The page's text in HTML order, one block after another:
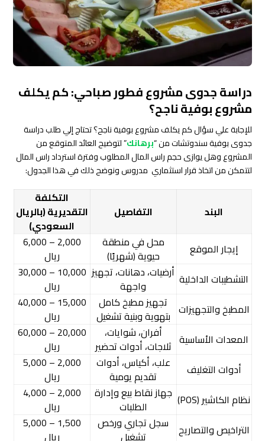
دراسة جدوى مشروع فطور صباحي: كم يكلف
مشروع بوفية ناجح؟
للإجابة علي سؤال كم يكلف مشروع بوفية ناجح؟ تحتاج إلي طلب دراسة
جدوى بوفية سندوتشات من “برهانك” لتوضيح العائد المتوقع من
المشروع وهل يوازى حجم راس المال المطلوب وفترة استرداد راس المال
لتتمكن من اتخاذ قرار استثماري مدروس ونوضح ذلك في هذا الجدول:
البند التفاصيل
التكلفة
التقديرية (بالريال
السعودي)
إيجار الموقع
محل في منطقة
حيوية (شهريًا)
2,000 – 6,000
ريال
التشطيبات الداخلية أرضيات، دهانات، تجهيز
واجهة
10,000 – 30,000
ريال
المطبخ والتجهيزات
تجهيز مطبخ كامل
بتهوية وبنية تشغيل
15,000 – 40,000
ريال
المعدات الأساسية
أفران، شوايات،
ثلاجات، أدوات تحضير
20,000 – 60,000
ريال
أدوات التغليف
علب، أكياس، أدوات
تقديم يومية
2,000 – 5,000
ريال
نظام الكاشير (POS)
جهاز نقاط بيع وإدارة
الطلبات
2,000 – 4,000
ريال
التراخيص والتصاريح سجل تجاري ورخص
تشغيل
1,500 – 5,000
ريال